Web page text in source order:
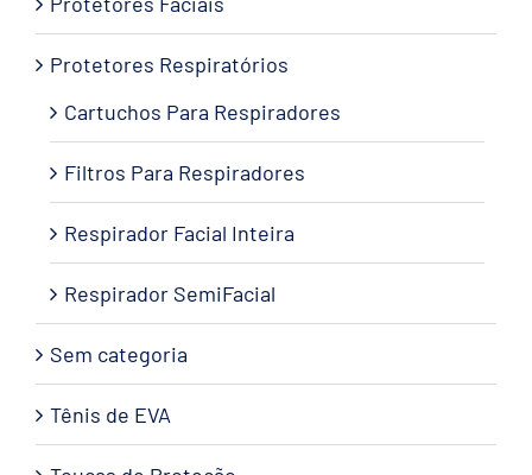
Protetores Respiratórios
Cartuchos Para Respiradores
Filtros Para Respiradores
Respirador Facial Inteira
Respirador SemiFacial
Sem categoria
Tênis de EVA